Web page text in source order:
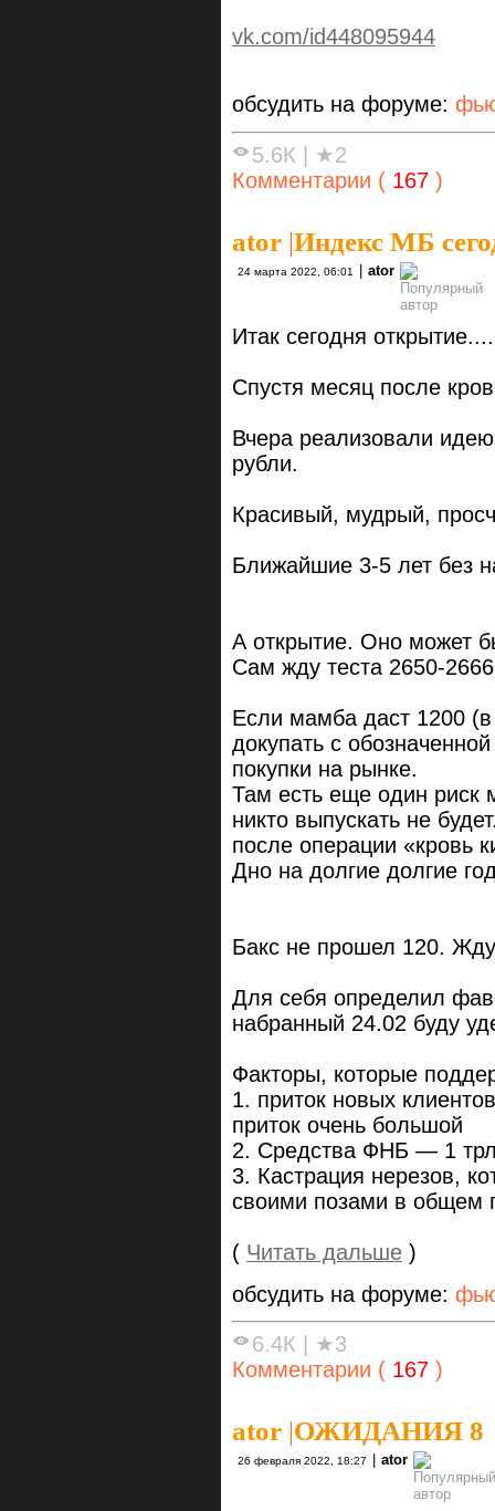
vk.com/id448095944
обсудить на форуме:
5.6К | ★2
Комментарии ( 167 )
ator |Индекс МБ
24 марта 2022, 06:01 | ator
Итак сегодня открытие....
Спустя месяц после
Вчера реализовали
рубли.
Красивый, мудрый,
Ближайшие 3-5 лет без
А открытие. Оно может
Сам жду теста 2650-
Если мамба даст 1200
докупать с
покупки на рынке.
Там есть еще один риск
никто выпускать не
после операции «кровь
Дно на долгие долгие
Бакс не прошел 120.
Для себя определил
набранный 24.02 буду
Факторы, которые
1. приток новых
приток очень большой
2. Средства ФНБ — 1
3. Кастрация нерезов,
своими позами в общем
( Читать дальше )
обсудить на форуме:
6.4К
★3
Комментарии ( 167 )
ator |ОЖИДАНИЯ 8
26 февраля 2022, 18:27 ator